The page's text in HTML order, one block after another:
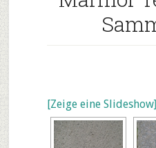
[Zeige eine Slideshow]